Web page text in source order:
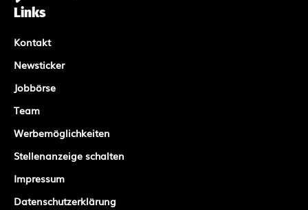
Links
Kontakt
Newsticker
Jobbörse
Team
Werbemöglichkeiten
Stellenanzeige schalten
Impressum
Datenschutzerklärung